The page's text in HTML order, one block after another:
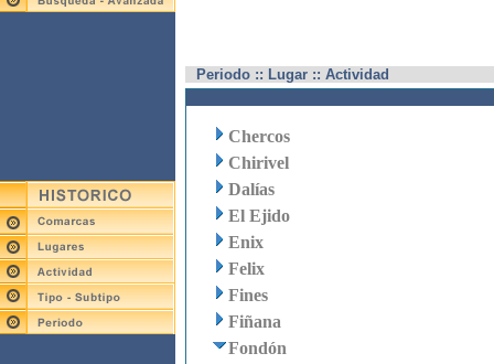
Periodo :: Lugar :: Actividad
Chercos
Chirivel
Dalías
El Ejido
Enix
Felix
Fines
Fiñana
Fondón